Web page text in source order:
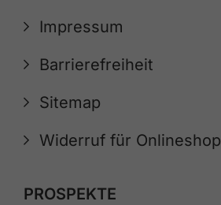
Impressum
Barrierefreiheit
Sitemap
Widerruf für Onlineshop
PROSPEKTE